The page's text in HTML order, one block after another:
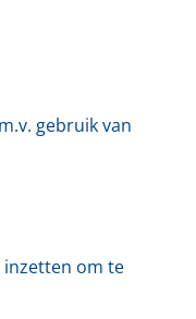
gebruik van
inzetten om te